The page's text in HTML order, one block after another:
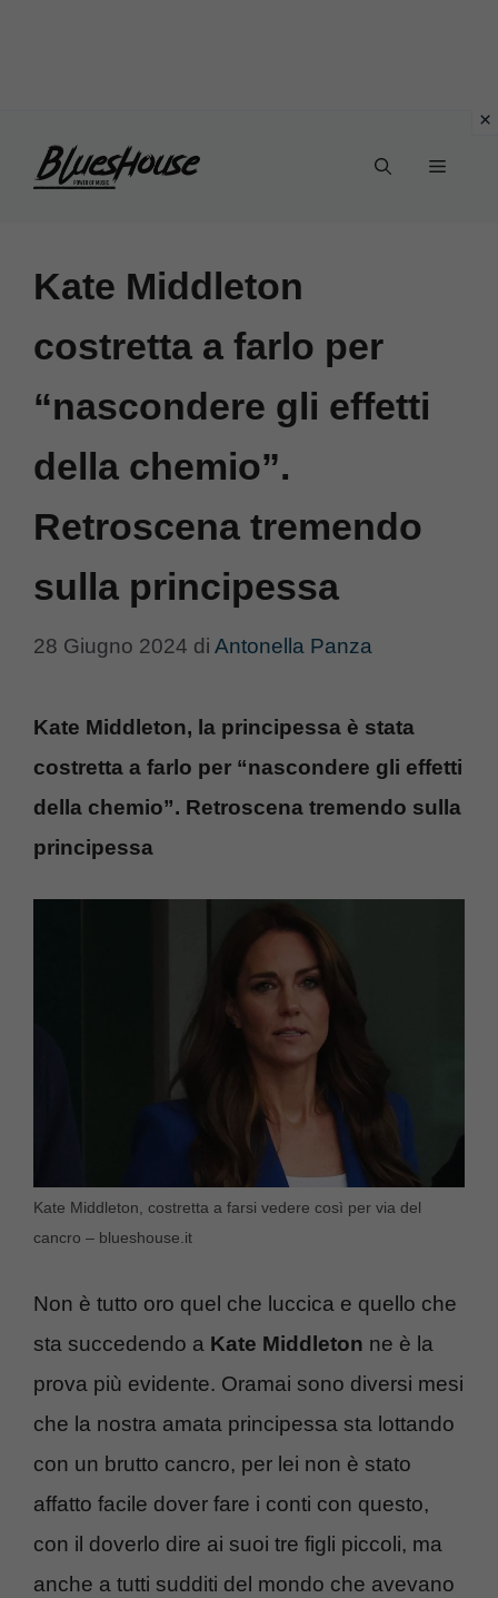
Menu
Kate Middleton
costretta a farlo per
“nascondere gli effetti
della chemio”.
Retroscena tremendo
sulla principessa
28 Giugno 2024 di Antonella Panza
Kate Middleton, la principessa è stata
costretta a farlo per “nascondere gli effetti
della chemio”. Retroscena tremendo sulla
principessa
Kate Middleton, costretta a farsi vedere così per via del
cancro – blueshouse.it
Non è tutto oro quel che luccica e quello che
sta succedendo a Kate Middleton ne è la
prova più evidente. Oramai sono diversi mesi
che la nostra amata principessa sta lottando
con un brutto cancro, per lei non è stato
affatto facile dover fare i conti con questo,
con il doverlo dire ai suoi tre figli piccoli, ma
anche a tutti sudditi del mondo che avevano